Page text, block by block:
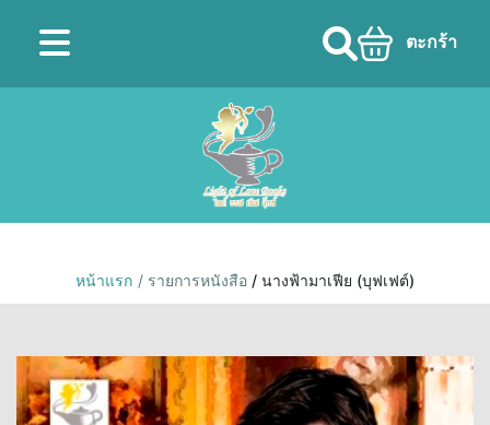
ตะกร้า
หน้าแรก / รายการหนังสือ / นางฟ้ามาเฟีย (บุฟเฟต์)